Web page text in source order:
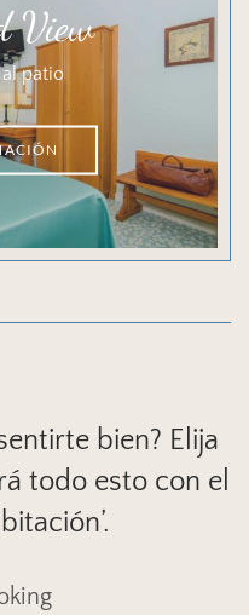
View
al patio
bien? Elija
todo esto con el